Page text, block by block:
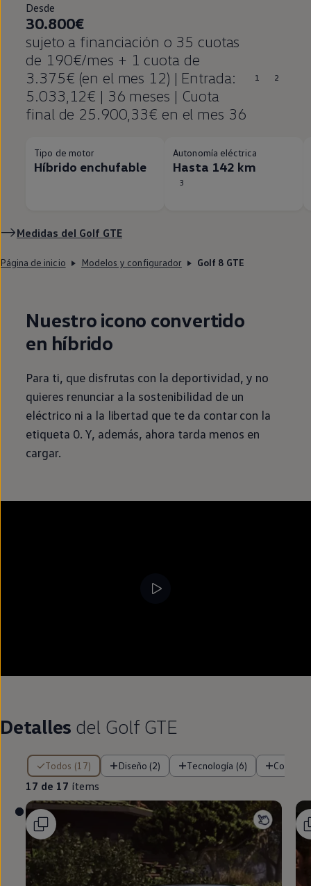
Desde
30.800€
sujeto a financiación o 35 cuotas
de 190€/mes + 1 cuota de
3.375€ (en el mes 12) | Entrada:
5.033,12€ | 36 meses | Cuota
final de 25.900,33€ en el mes 36
1 2
Tipo de motor
Híbrido enchufable
Autonomía eléctrica
Hasta 142 km
3
Medidas del Golf GTE
Página de inicio Modelos y configurador Golf 8 GTE
Nuestro icono convertido
en híbrido
Para ti, que disfrutas con la deportividad, y no
quieres renunciar a la sostenibilidad de un
eléctrico ni a la libertad que te da contar con la
etiqueta 0. Y, además, ahora tarda menos en
cargar.
Detalles del Golf GTE
Todos (17) Diseño (2) Tecnología (6) Confort
17 de 17 ítems
17 de 17 ítems